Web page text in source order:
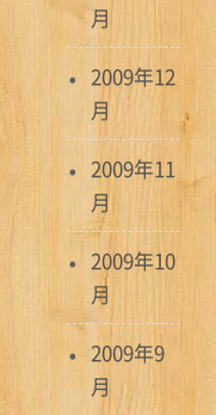
月
2009年12
月
2009年11
月
2009年10
月
2009年9
月